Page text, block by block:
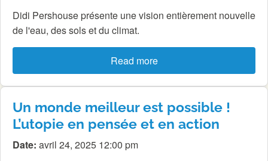
Didi Pershouse présente une vision entièrement nouvelle
de l'eau, des sols et du climat.
Read more
Un monde meilleur est possible !
L’utopie en pensée et en action
Date: avril 24, 2025 12:00 pm